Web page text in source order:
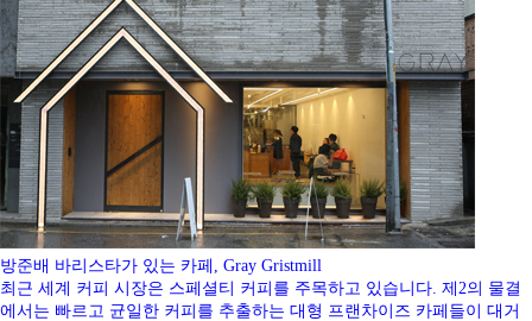
방준배 바리스타가 있는 카페, Gray Gristmill
최근 세계 커피 시장은 스페셜티 커피를 주목하고 있습니다. 제2의 물결
에서는 빠르고 균일한 커피를 추출하는 대형 프랜차이즈 카페들이 대거